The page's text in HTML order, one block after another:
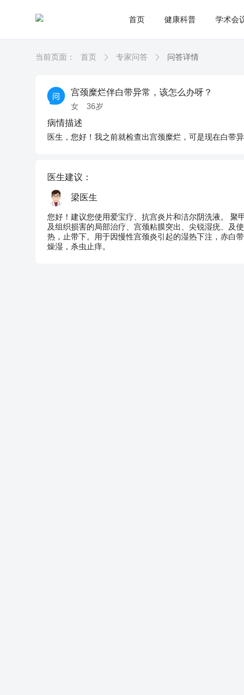
首页 健康科普 学术会
当前页面： 首页 专家问答 问答详情
宫颈糜烂伴白带异常，该怎么办呀？
女 36岁
病情描述
医生，您好！我之前就检查出宫颈糜烂，可是现在白带
医生建议：
梁医生
您好！建议您使用爱宝疗、抗宫炎片和洁尔阴洗液。 聚
及组织损害的局部治疗、宫颈粘膜突出、尖锐湿疣、及
热，止带下。用于因慢性宫颈炎引起的湿热下注，赤白
燥湿，杀虫止痒。